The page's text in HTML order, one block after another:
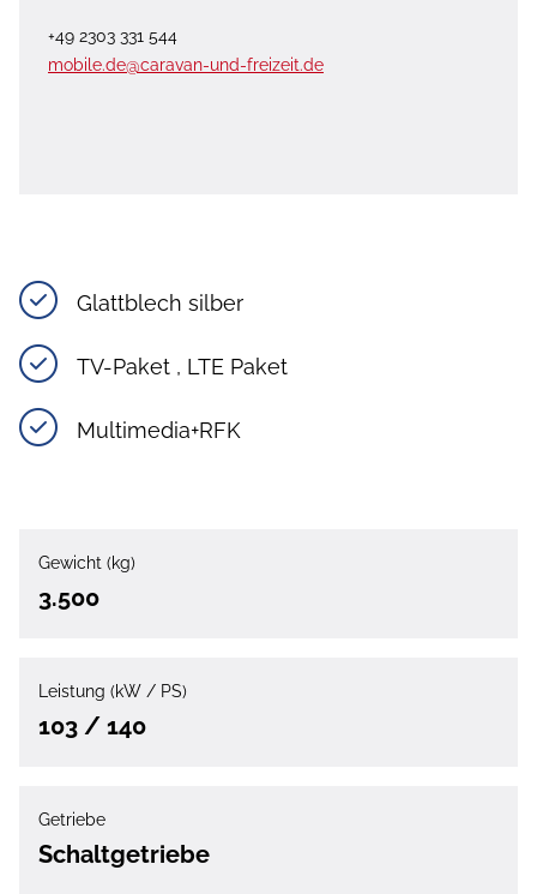
+49 2303 331 544
mobile.de@caravan-und-freizeit.de
Glattblech silber
TV-Paket , LTE Paket
Multimedia+RFK
Gewicht (kg)
3.500
Leistung (kW / PS)
103 / 140
Getriebe
Schaltgetriebe